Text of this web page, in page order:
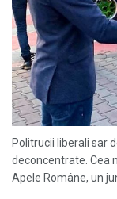
Politrucii liberali sar
deconcentrate. Cea
Apele Române, un